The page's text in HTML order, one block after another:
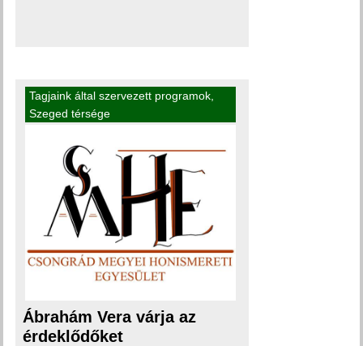
Tagjaink által szervezett programok
Szeged térsége
Ábrahám Vera várja az
érdeklődőket